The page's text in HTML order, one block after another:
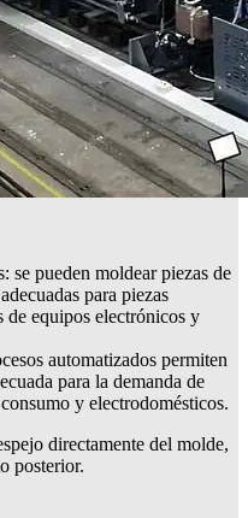
se pueden moldear piezas de
para piezas
de equipos electrónicos y
automatizados permiten
para la demanda de
y electrodomésticos.
directamente del molde,
posterior.